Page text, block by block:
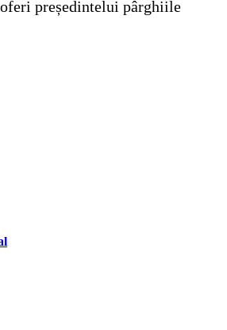
președintelui pârghiile